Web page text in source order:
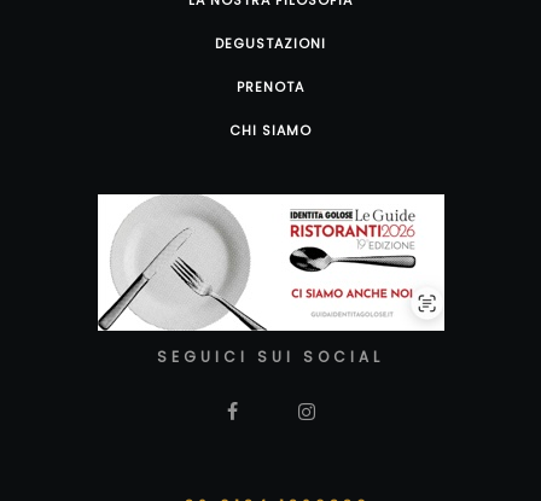
DEGUSTAZIONI
PRENOTA
CHI SIAMO
SEGUICI SUI SOCIAL